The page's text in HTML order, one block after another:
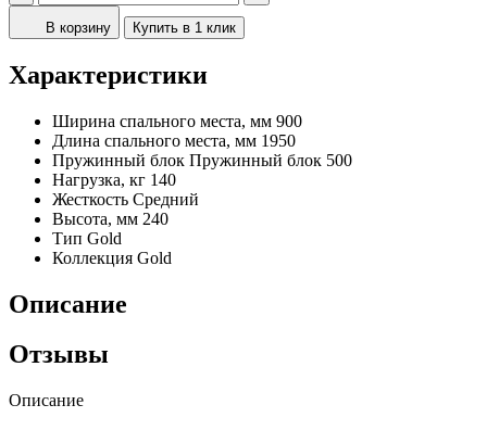
В корзину Купить в 1 клик
Характеристики
Ширина спального места, мм 900
Длина спального места, мм 1950
Пружинный блок Пружинный блок 500
Нагрузка, кг 140
Жесткость Средний
Высота, мм 240
Тип Gold
Коллекция Gold
Описание
Отзывы
Описание